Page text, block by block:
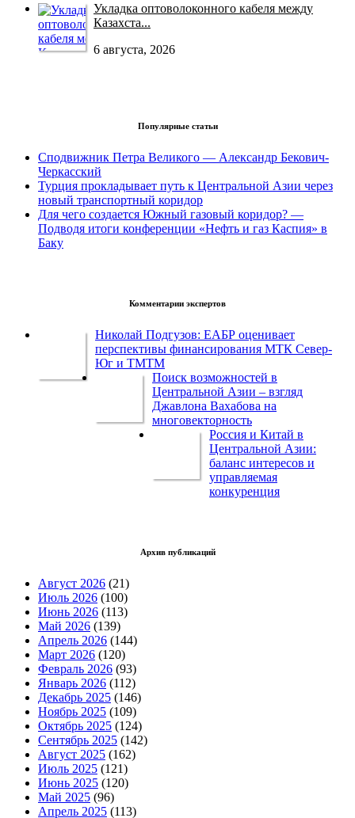
Укладка оптоволоконного кабеля между
Казахста...
6 августа, 2026
Популярные статьи
Сподвижник Петра Великого — Александр Бекович-
Черкасский
Турция прокладывает путь к Центральной Азии через
новый транспортный коридор
Для чего создается Южный газовый коридор? —
Подводя итоги конференции «Нефть и газ Каспия» в
Баку
Комментарии экспертов
Николай Подгузов: ЕАБР оценивает
перспективы финансирования МТК Север-
Юг и ТМТМ
Поиск возможностей в
Центральной Азии – взгляд
Джавлона Вахабова на
многовекторность
Россия и Китай в
Центральной Азии:
баланс интересов и
управляемая
конкуренция
Архив публикаций
Август 2026 (21)
Июль 2026 (100)
Июнь 2026 (113)
Май 2026 (139)
Апрель 2026 (144)
Март 2026 (120)
Февраль 2026 (93)
Январь 2026 (112)
Декабрь 2025 (146)
Ноябрь 2025 (109)
Октябрь 2025 (124)
Сентябрь 2025 (142)
Август 2025 (162)
Июль 2025 (121)
Июнь 2025 (120)
Май 2025 (96)
Апрель 2025 (113)